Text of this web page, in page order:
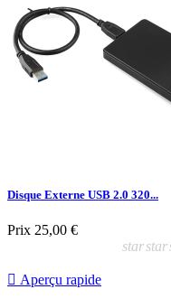
Disque Externe USB 2.0 320...
Prix 25,00 €
starstar
 Aperçu rapide